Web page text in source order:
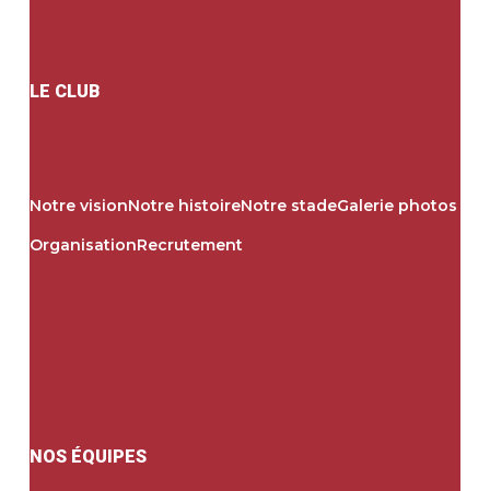
LE CLUB
Notre visionNotre histoireNotre stadeGalerie photos
OrganisationRecrutement
NOS ÉQUIPES